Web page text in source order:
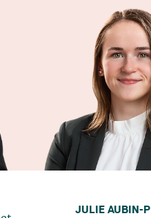
JULIE AUBIN-